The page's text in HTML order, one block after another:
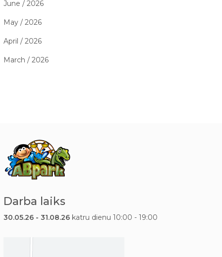
June / 2026
May / 2026
April / 2026
March / 2026
Darba laiks
30.05.26 - 31.08.26 katru dienu 10:00 - 19:00